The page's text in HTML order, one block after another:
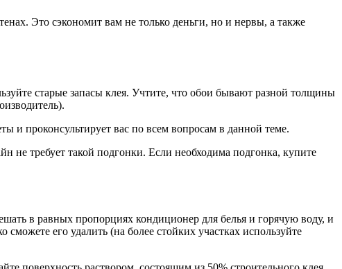
Это сэкономит вам не только деньги, но и нервы, а также
старые запасы клея. Учтите, что обои бывают разной толщины
и проконсультирует вас по всем вопросам в данной теме.
не требует такой подгонки. Если необходима подгонка, купите
в равных пропорциях кондиционер для белья и горячую воду, и
его удалить (на более стойких участках используйте